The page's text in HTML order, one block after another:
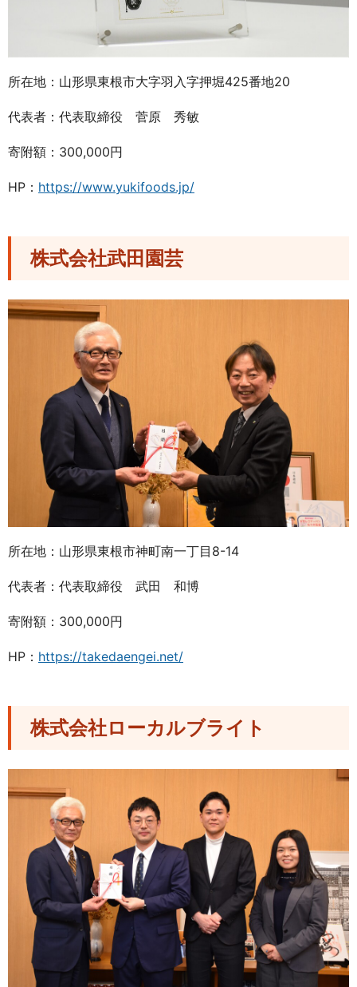
所在地：山形県東根市大字羽入字押堀425番地20
代表者：代表取締役 菅原 秀敏
寄附額：300,000円
HP： https://www.yukifoods.jp/
株式会社武田園芸
所在地：山形県東根市神町南一丁目8-14
代表者：代表取締役 武田 和博
寄附額：300,000円
HP： https://takedaengei.net/
株式会社ローカルブライト